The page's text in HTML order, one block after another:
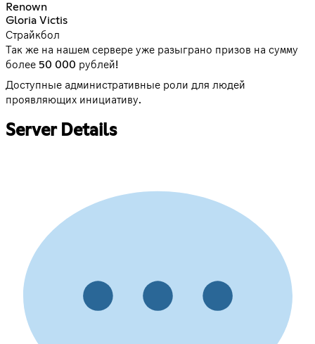
Renown
Gloria Victis
Страйкбол
Так же на нашем сервере уже разыграно призов на сумму
более 50 000 рублей!
Доступные административные роли для людей
проявляющих инициативу.
Server Details